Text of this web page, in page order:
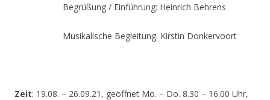
Begrüßung / Einführung: Heinrich Behrens
Musikalische Begleitung: Kirstin Donkervoort
Zeit: 19.08. – 26.09.21, geöffnet Mo. – Do. 8.30 – 16.00 Uhr,